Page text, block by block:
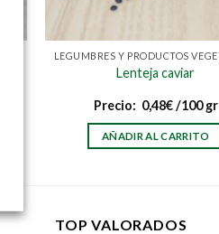
Lenteja caviar
Precio: 0,48€/100 gr
AÑADIR AL CARRITO
TOP VALORADOS